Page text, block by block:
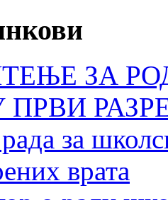
ЗА
за
врата